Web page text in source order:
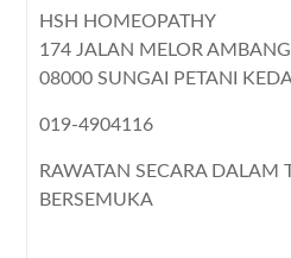
HSH HOMEOPATHY
174 JALAN MELOR
08000 SUNGAI PETANI
019-4904116
RAWATAN SECARA DALAM
BERSEMUKA